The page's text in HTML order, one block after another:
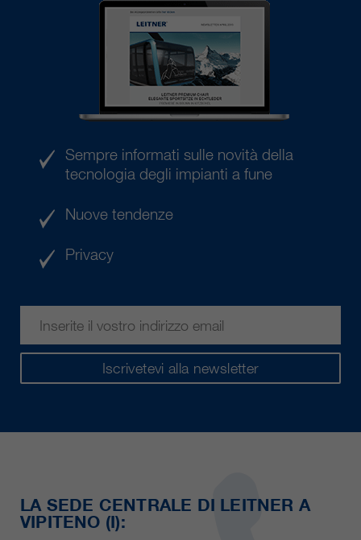
Iscrivetevi alla newsletter
Sempre informati sulle novità della
tecnologia degli impianti a fune
Nuove tendenze
Privacy
LA SEDE CENTRALE DI LEITNER A
VIPITENO (I):